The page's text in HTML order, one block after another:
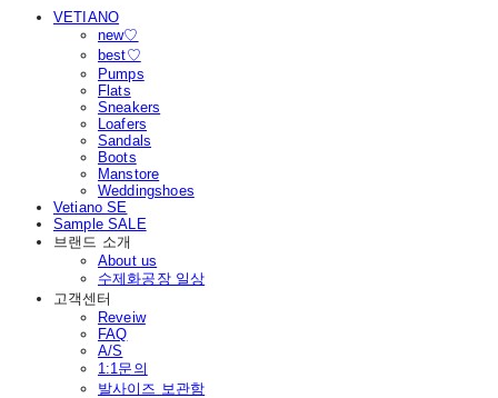
VETIANO
new♡
best♡
Pumps
Flats
Sneakers
Loafers
Sandals
Boots
Manstore
Weddingshoes
Vetiano SE
Sample SALE
브랜드 소개
About us
수제화공장 일상
고객센터
Reveiw
FAQ
A/S
1:1문의
발사이즈 보관함